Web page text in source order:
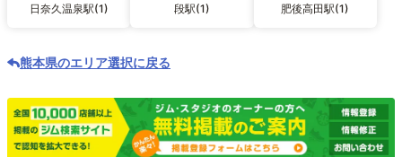
日奈久温泉駅(1) 段駅(1) 肥後高田駅(1)
熊本県のエリア選択に戻る